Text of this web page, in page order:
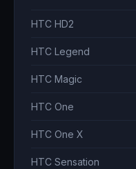
HTC HD2
HTC Legend
HTC Magic
HTC One
HTC One X
HTC Sensation